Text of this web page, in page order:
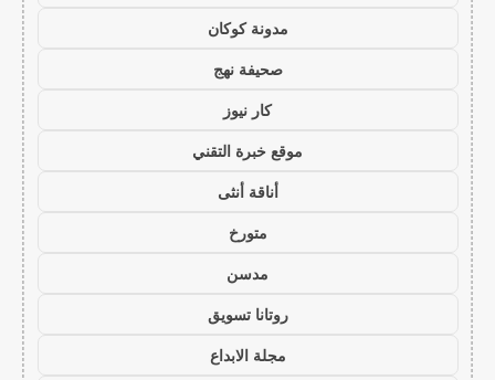
مدونة كوكان
صحيفة نهج
كار نيوز
موقع خبرة التقني
أناقة أنثى
متورخ
مدسن
روتانا تسويق
مجلة الابداع